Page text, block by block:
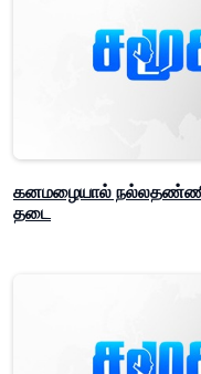
கனமழையால் நல்லதண்ணி
தடை